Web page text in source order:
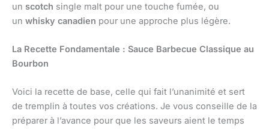
un scotch single malt pour une touche fumée, ou
un whisky canadien pour une approche plus légère.
La Recette Fondamentale : Sauce Barbecue Classique au
Bourbon
Voici la recette de base, celle qui fait l’unanimité et sert
de tremplin à toutes vos créations. Je vous conseille de la
préparer à l’avance pour que les saveurs aient le temps